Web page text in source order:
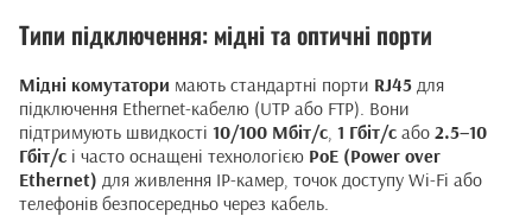
Типи підключення: мідні та оптичні порти
Мідні комутатори мають стандартні порти RJ45 для
підключення Ethernet-кабелю (UTP або FTP). Вони
підтримують швидкості 10/100 Мбіт/с 1 Гбіт/с або 2.5–10
Гбіт/с і часто оснащені технологією PoE (Power over
Ethernet) для живлення IP-камер, точок доступу Wi-Fi або
телефонів безпосередньо через кабель.